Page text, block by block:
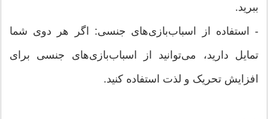
ببرید.
- استفاده از اسباب‌بازی‌های جنسی: اگر هر دوی شما
تمایل دارید، می‌توانید از اسباب‌بازی‌های جنسی برای
افزایش تحریک و لذت استفاده کنید.